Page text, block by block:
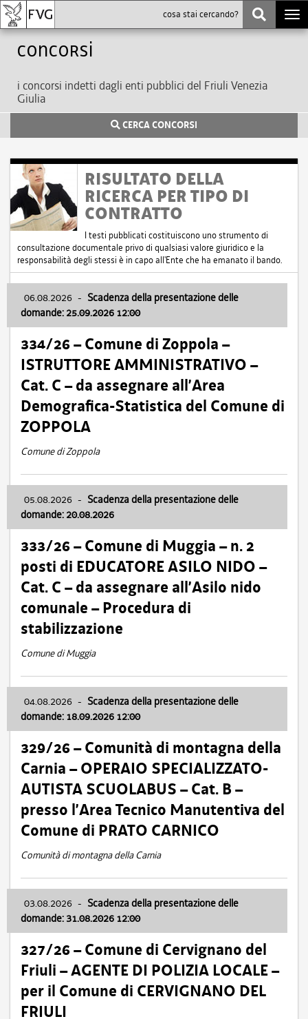
Concorsi
i concorsi indetti dagli enti pubblici del Friuli Venezia
Giulia
CERCA CONCORSI
RISULTATO DELLA
RICERCA PER TIPO DI
CONTRATTO
I testi pubblicati costituiscono uno strumento di
consultazione documentale privo di qualsiasi valore giuridico e la
responsabilità degli stessi è in capo all'Ente che ha emanato il bando.
06.08.2026 - Scadenza della presentazione delle
domande: 25.09.2026 12:00
334/26 – Comune di Zoppola –
ISTRUTTORE AMMINISTRATIVO –
Cat. C – da assegnare all’Area
Demografica-Statistica del Comune di
ZOPPOLA
Comune di Zoppola
05.08.2026 - Scadenza della presentazione delle
domande: 20.08.2026
333/26 – Comune di Muggia – n. 2
posti di EDUCATORE ASILO NIDO –
Cat. C – da assegnare all’Asilo nido
comunale – Procedura di
stabilizzazione
Comune di Muggia
04.08.2026 - Scadenza della presentazione delle
domande: 18.09.2026 12:00
329/26 – Comunità di montagna della
Carnia – OPERAIO SPECIALIZZATO-
AUTISTA SCUOLABUS – Cat. B –
presso l’Area Tecnico Manutentiva del
Comune di PRATO CARNICO
Comunità di montagna della Carnia
03.08.2026 - Scadenza della presentazione delle
domande: 31.08.2026 12:00
327/26 – Comune di Cervignano del
Friuli – AGENTE DI POLIZIA LOCALE –
per il Comune di CERVIGNANO DEL
FRIULI